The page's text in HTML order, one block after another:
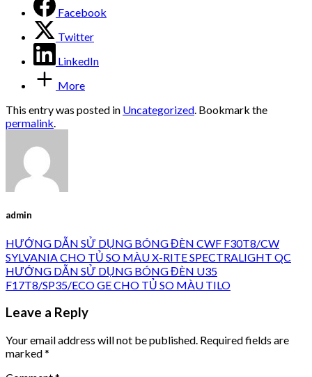
Facebook
Twitter
LinkedIn
More
This entry was posted in Uncategorized. Bookmark the
permalink.
admin
HƯỚNG DẪN SỬ DỤNG BÓNG ĐÈN CWF F30T8/CW
SYLVANIA CHO TỦ SO MÀU X-RITE SPECTRALIGHT QC
HƯỚNG DẪN SỬ DỤNG BÓNG ĐÈN U35
F17T8/SP35/ECO GE CHO TỦ SO MÀU TILO
Leave a Reply
Your email address will not be published. Required fields are
marked*